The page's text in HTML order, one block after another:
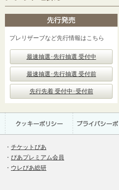
プレリザーブなど先行情報はこちら
最速抽選･先行抽選 受付中
最速抽選･先行抽選 受付前
先行先着 受付中･受付前
・ チケットぴあ
・ ぴあプレミアム会員
・ ウレぴあ総研